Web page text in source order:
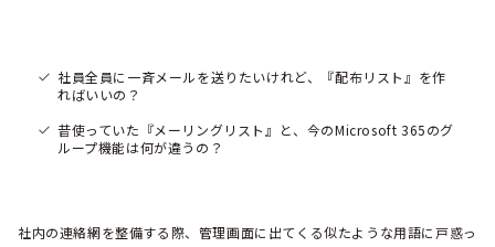
社員全員に一斉メールを送りたいけれど、『配布リスト』を作
ればいいの？
昔使っていた『メーリングリスト』と、今のMicrosoft 365のグ
ループ機能は何が違うの？
社内の連絡網を整備する際、管理画面に出てくる似たような用語に戸惑っ